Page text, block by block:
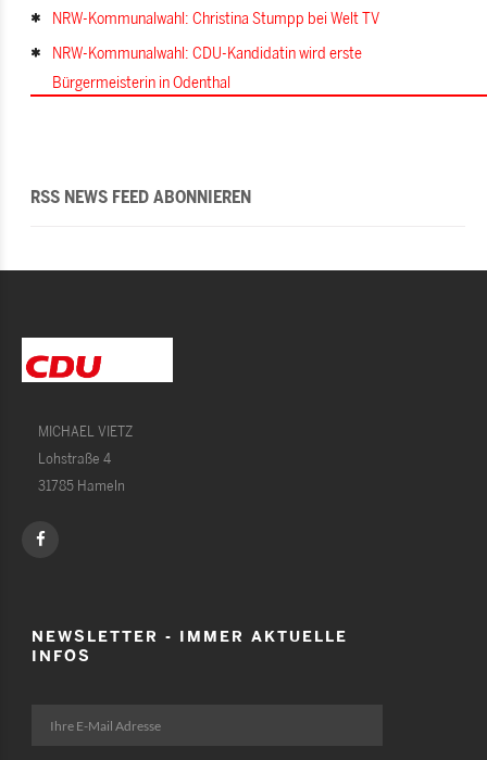
NRW-Kommunalwahl: Christina Stumpp bei Welt TV
NRW-Kommunalwahl: CDU-Kandidatin wird erste
Bürgermeisterin in Odenthal
RSS NEWS FEED ABONNIEREN
MICHAEL VIETZ
Lohstraße 4
31785 Hameln
NEWSLETTER - IMMER AKTUELLE
INFOS